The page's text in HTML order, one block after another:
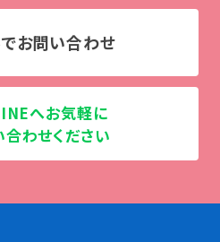
お問い合わせ
へお気軽に
わせください